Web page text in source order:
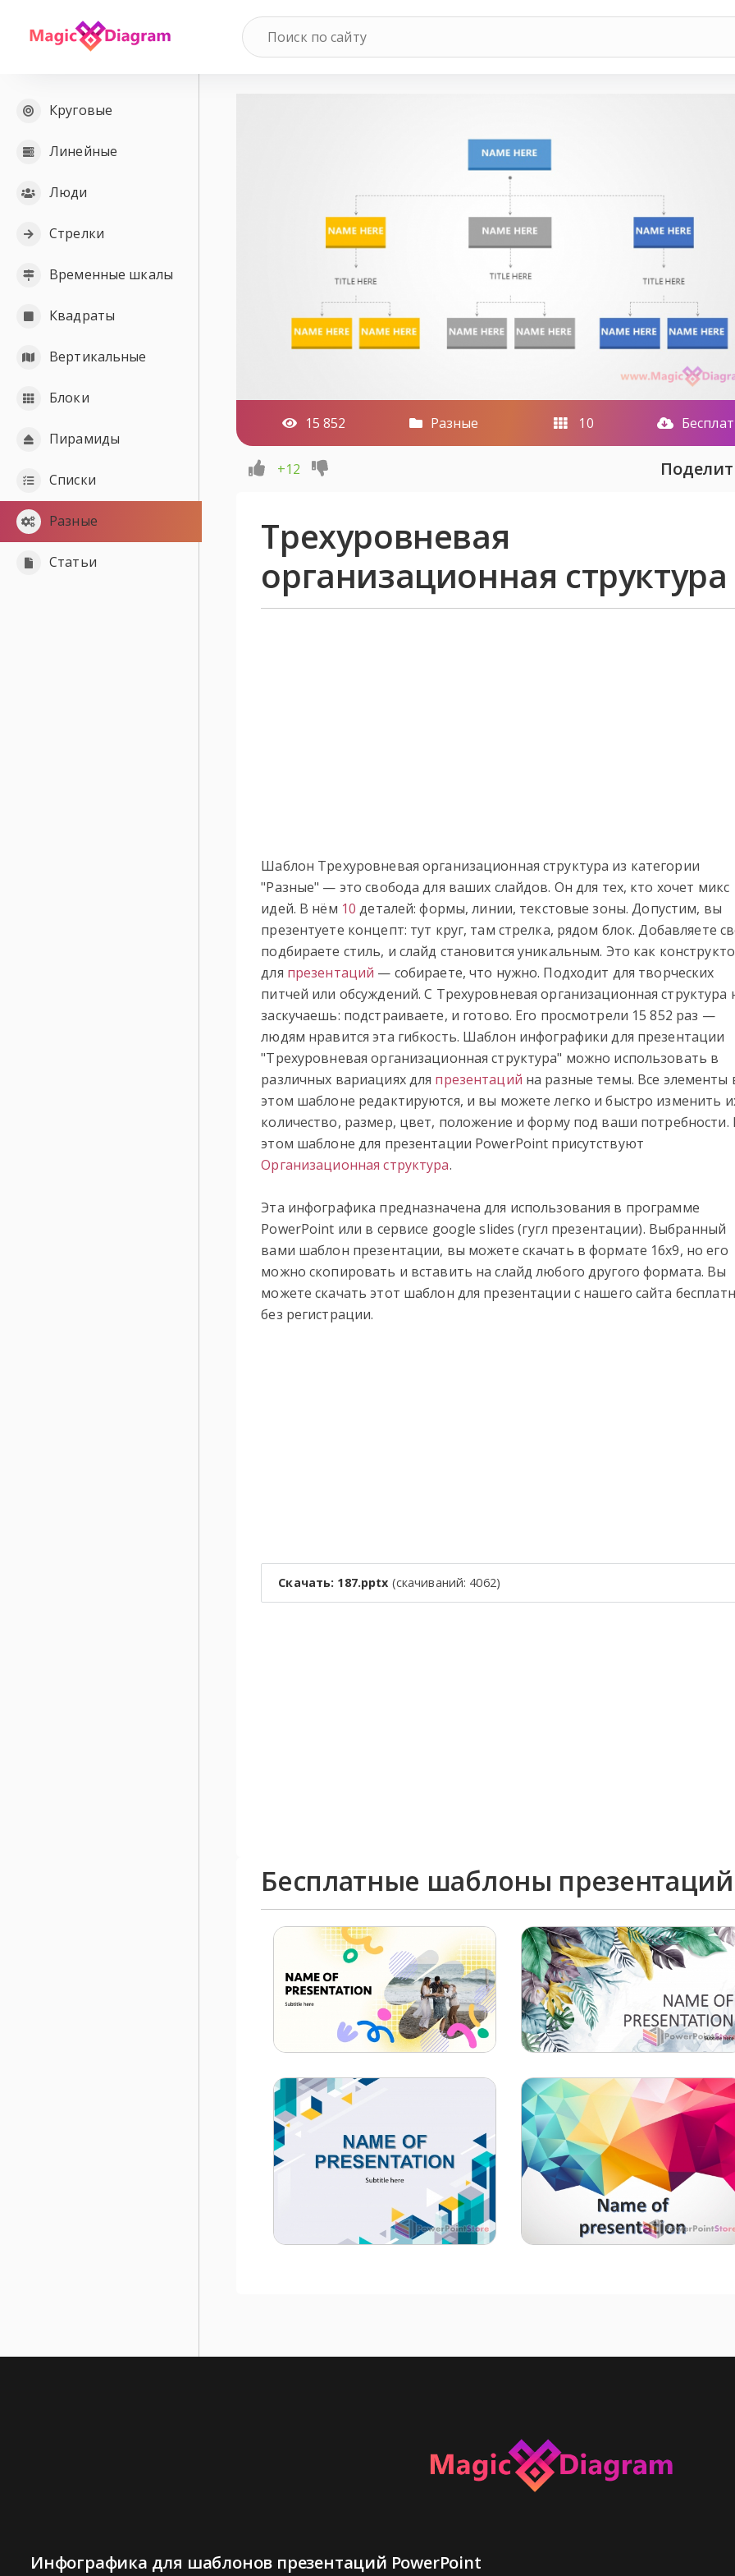
Круговые
Линейные
Люди
Стрелки
Временные шкалы
Квадраты
Вертикальные
Блоки
Пирамиды
Списки
Разные
Статьи
15 852 Разные 10
+12
Трехуровневая
организационная структура
Шаблон Трехуровневая организационная структура из категории
"Разные" — это свобода для ваших слайдов. Он для тех, кто хочет микс
идей. В нём 10 деталей: формы, линии, текстовые зоны. Допустим, вы
презентуете концепт: тут круг, там стрелка, рядом блок. Добавляете
подбираете стиль, и слайд становится уникальным. Это как
для презентаций — собираете, что нужно. Подходит для творческих
питчей или обсуждений. С Трехуровневая организационная структура
заскучаешь: подстраиваете, и готово. Его просмотрели 15 852 раз —
людям нравится эта гибкость. Шаблон инфографики для презентации
"Трехуровневая организационная структура" можно использовать в
различных вариациях для презентаций на разные темы. Все элементы
этом шаблоне редактируются, и вы можете легко и быстро изменить
количество, размер, цвет, положение и форму под ваши потребности.
этом шаблоне для презентации PowerPoint присутствуют
Организационная структура.
Эта инфографика предназначена для использования в программе
PowerPoint или в сервисе google slides (гугл презентации). Выбранный
вами шаблон презентации, вы можете скачать в формате 16х9, но его
можно скопировать и вставить на слайд любого другого формата. Вы
можете скачать этот шаблон для презентации с нашего сайта
без регистрации.
Скачать: 187.pptx (cкачиваний: 4062)
Бесплатные шаблоны презентаций
Инфографика для шаблонов презентаций PowerPoint